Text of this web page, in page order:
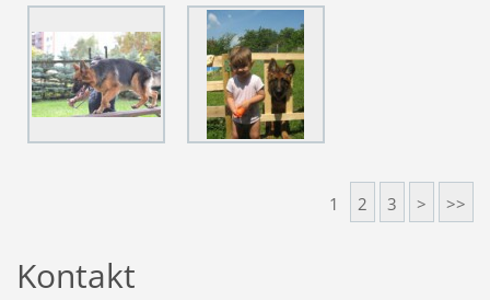
1 2 3 > >>
Kontakt